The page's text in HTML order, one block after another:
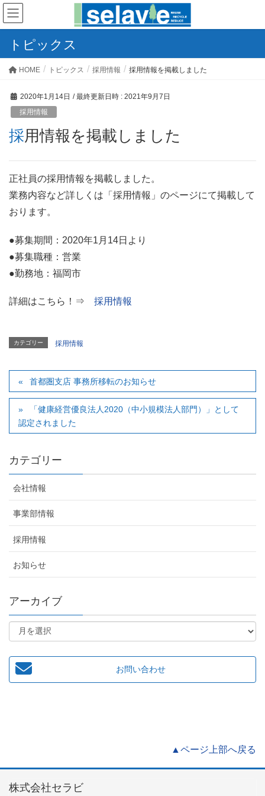
トピックス
HOME トピックス 採用情報 採用情報を掲載しました
2020年1月14日 / 最終更新日時 : 2021年9月7日
採用情報
採用情報を掲載しました
正社員の採用情報を掲載しました。
業務内容など詳しくは「採用情報」のページにて掲載して
おります。
●募集期間：2020年1月14日より
●募集職種：営業
●勤務地：福岡市
詳細はこちら！⇒ 採用情報
カテゴリー 採用情報
首都圏支店 事務所移転のお知らせ
「健康経営優良法人2020（中小規模法人部門）」として
認定されました
カテゴリー
会社情報
事業部情報
採用情報
お知らせ
アーカイブ
お問い合わせ
▲ページ上部へ戻る
株式会社セラビ